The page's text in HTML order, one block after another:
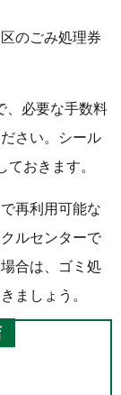
のごみ処理券
、必要な手数料
さい。シール
おきます。
再利用可能な
ルセンターで
合は、ゴミ処
ましょう。